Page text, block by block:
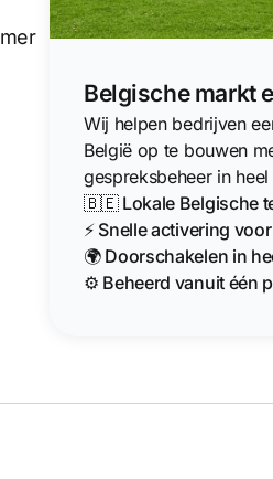
Belgische markt
Wij helpen bedrijven
België op te bouwen
gespreksbeheer in
🇧🇪 Lokale Belgische
⚡ Snelle activering
🌍 Doorschakelen in
⚙️ Beheerd vanuit één